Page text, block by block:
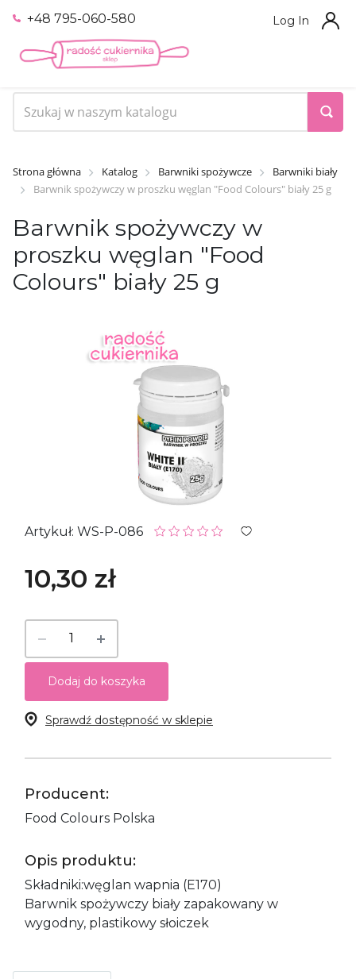
+48 795-060-580 Log In
Strona główna Katalog Barwniki spożywcze
Barwniki biały
Barwnik spożywczy w proszku węglan "Food Colours" biały 25 g
Barwnik spożywczy w
proszku węglan "Food
Colours" biały 25 g
Artykuł: WS-P-086
10,30 zł
Dodaj do koszyka
Sprawdź dostępność w sklepie
Producent:
Food Colours Polska
Opis produktu:
Składniki:węglan wapnia (E170)
Barwnik spożywczy biały zapakowany w
wygodny, plastikowy słoiczek